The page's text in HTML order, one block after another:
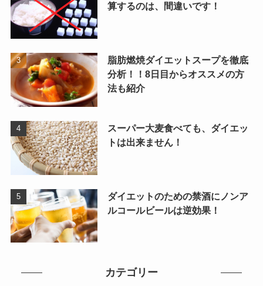
算するのは、間違いです！
脂肪燃焼ダイエットスープを徹底
分析！！8日目からオススメの方
法も紹介
スーパー大麦食べても、ダイエッ
トは出来ません！
ダイエットのための禁酒にノンア
ルコールビールは逆効果！
カテゴリー